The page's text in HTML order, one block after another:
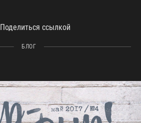
Поделиться ссылкой
БЛОГ